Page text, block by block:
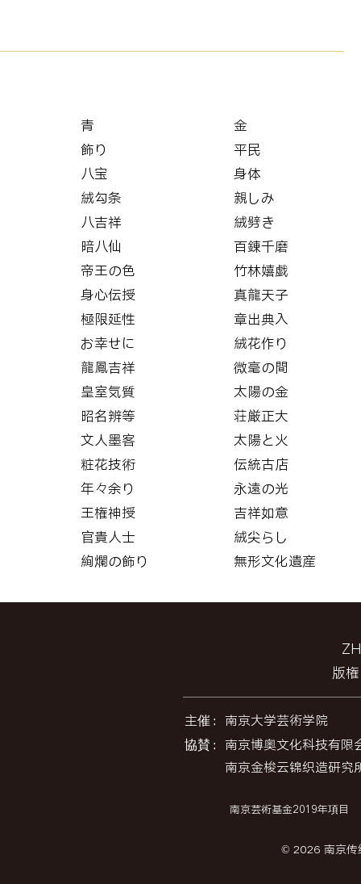
青
金
飾り
平民
八宝
身体
絨勾条
親しみ
八吉祥
絨劈き
暗八仙
百錬千磨
帝王の色
竹林嬉戯
身心伝授
真龍天子
極限延性
章出典入
お幸せに
絨花作り
龍鳳吉祥
微毫の間
皇室気質
太陽の金
昭名辨等
荘厳正大
文人墨客
太陽と火
粧花技術
伝統古店
年々余り
永遠の光
王権神授
吉祥如意
官貴人士
絨尖らし
絢爛の飾り
無形文化遺産
版
主催： 南京大学芸術学院
協賛： 南京博奥文化科技有
南京金梭云锦织造研
南京芸術基金2019年項目
© 2026 南京传